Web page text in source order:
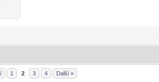
1 2 3 4 Další »